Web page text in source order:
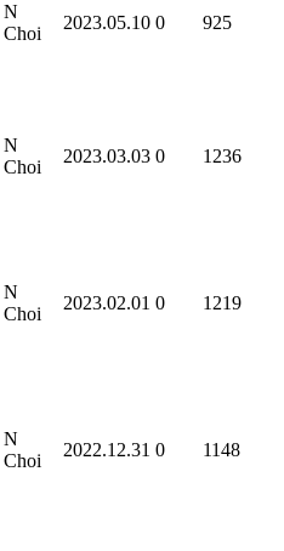
N
Choi
2023.05.10 0 925
N
Choi
2023.03.03 0 1236
N
Choi
2023.02.01 0 1219
N
Choi
2022.12.31 0 1148